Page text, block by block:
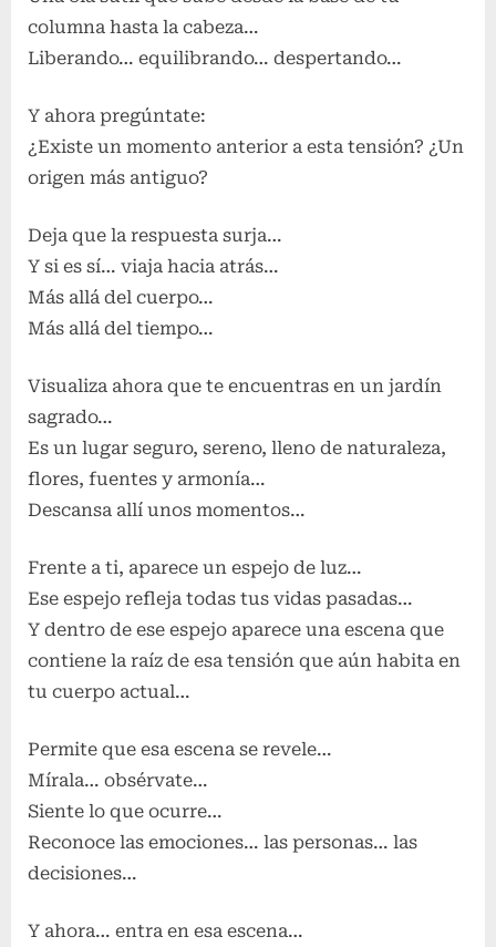
columna hasta la cabeza…
Liberando… equilibrando… despertando…
Y ahora pregúntate:
¿Existe un momento anterior a esta tensión? ¿Un
origen más antiguo?
Deja que la respuesta surja…
Y si es sí… viaja hacia atrás…
Más allá del cuerpo…
Más allá del tiempo…
Visualiza ahora que te encuentras en un jardín
sagrado…
Es un lugar seguro, sereno, lleno de naturaleza,
flores, fuentes y armonía…
Descansa allí unos momentos…
Frente a ti, aparece un espejo de luz…
Ese espejo refleja todas tus vidas pasadas…
Y dentro de ese espejo aparece una escena que
contiene la raíz de esa tensión que aún habita en
tu cuerpo actual…
Permite que esa escena se revele…
Mírala… obsérvate…
Siente lo que ocurre…
Reconoce las emociones… las personas… las
decisiones…
Y ahora… entra en esa escena…